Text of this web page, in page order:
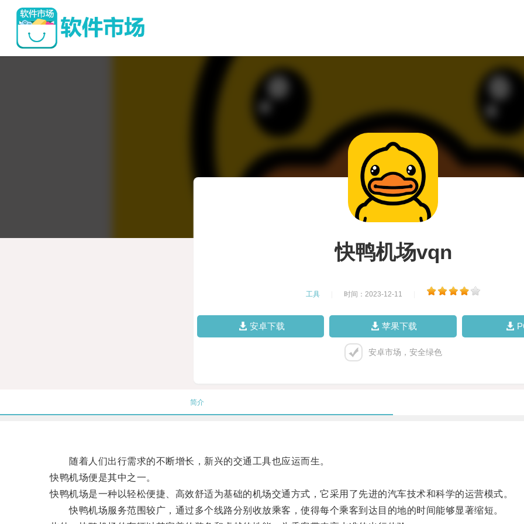
快鸭机场vqn
工具 时间：2023-12-11
安卓下载 苹果下载
安卓市场，安全绿色
简介
随着人们出行需求的不断增长，新兴的交通工具也应运而生。
快鸭机场便是其中之一。
快鸭机场是一种以轻松便捷、高效舒适为基础的机场交通方式，它采用了先进的汽车技术和科学的运营模式。
快鸭机场服务范围较广，通过多个线路分别收放乘客，使得每个乘客到达目的地的时间能够显著缩短。